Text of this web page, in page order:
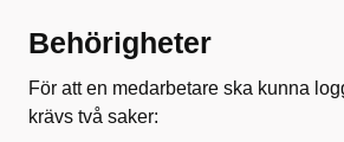
Behörigheter
För att en medarbetare ska kunna
krävs två saker: